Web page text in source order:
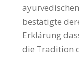
bestätigte
Erklärung
die Tradition